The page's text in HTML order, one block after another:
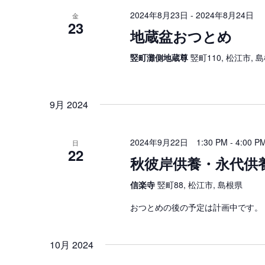
金
23
2024年8月23日 - 2024年8月24日
地蔵盆おつとめ
竪町灘側地蔵尊 竪町110, 松江市,
9月 2024
日
22
2024年9月22日 1:30 PM - 4:00
秋彼岸供養・永代供
信楽寺 竪町88, 松江市, 島根県
おつとめの後の予定は計画中です。
10月 2024